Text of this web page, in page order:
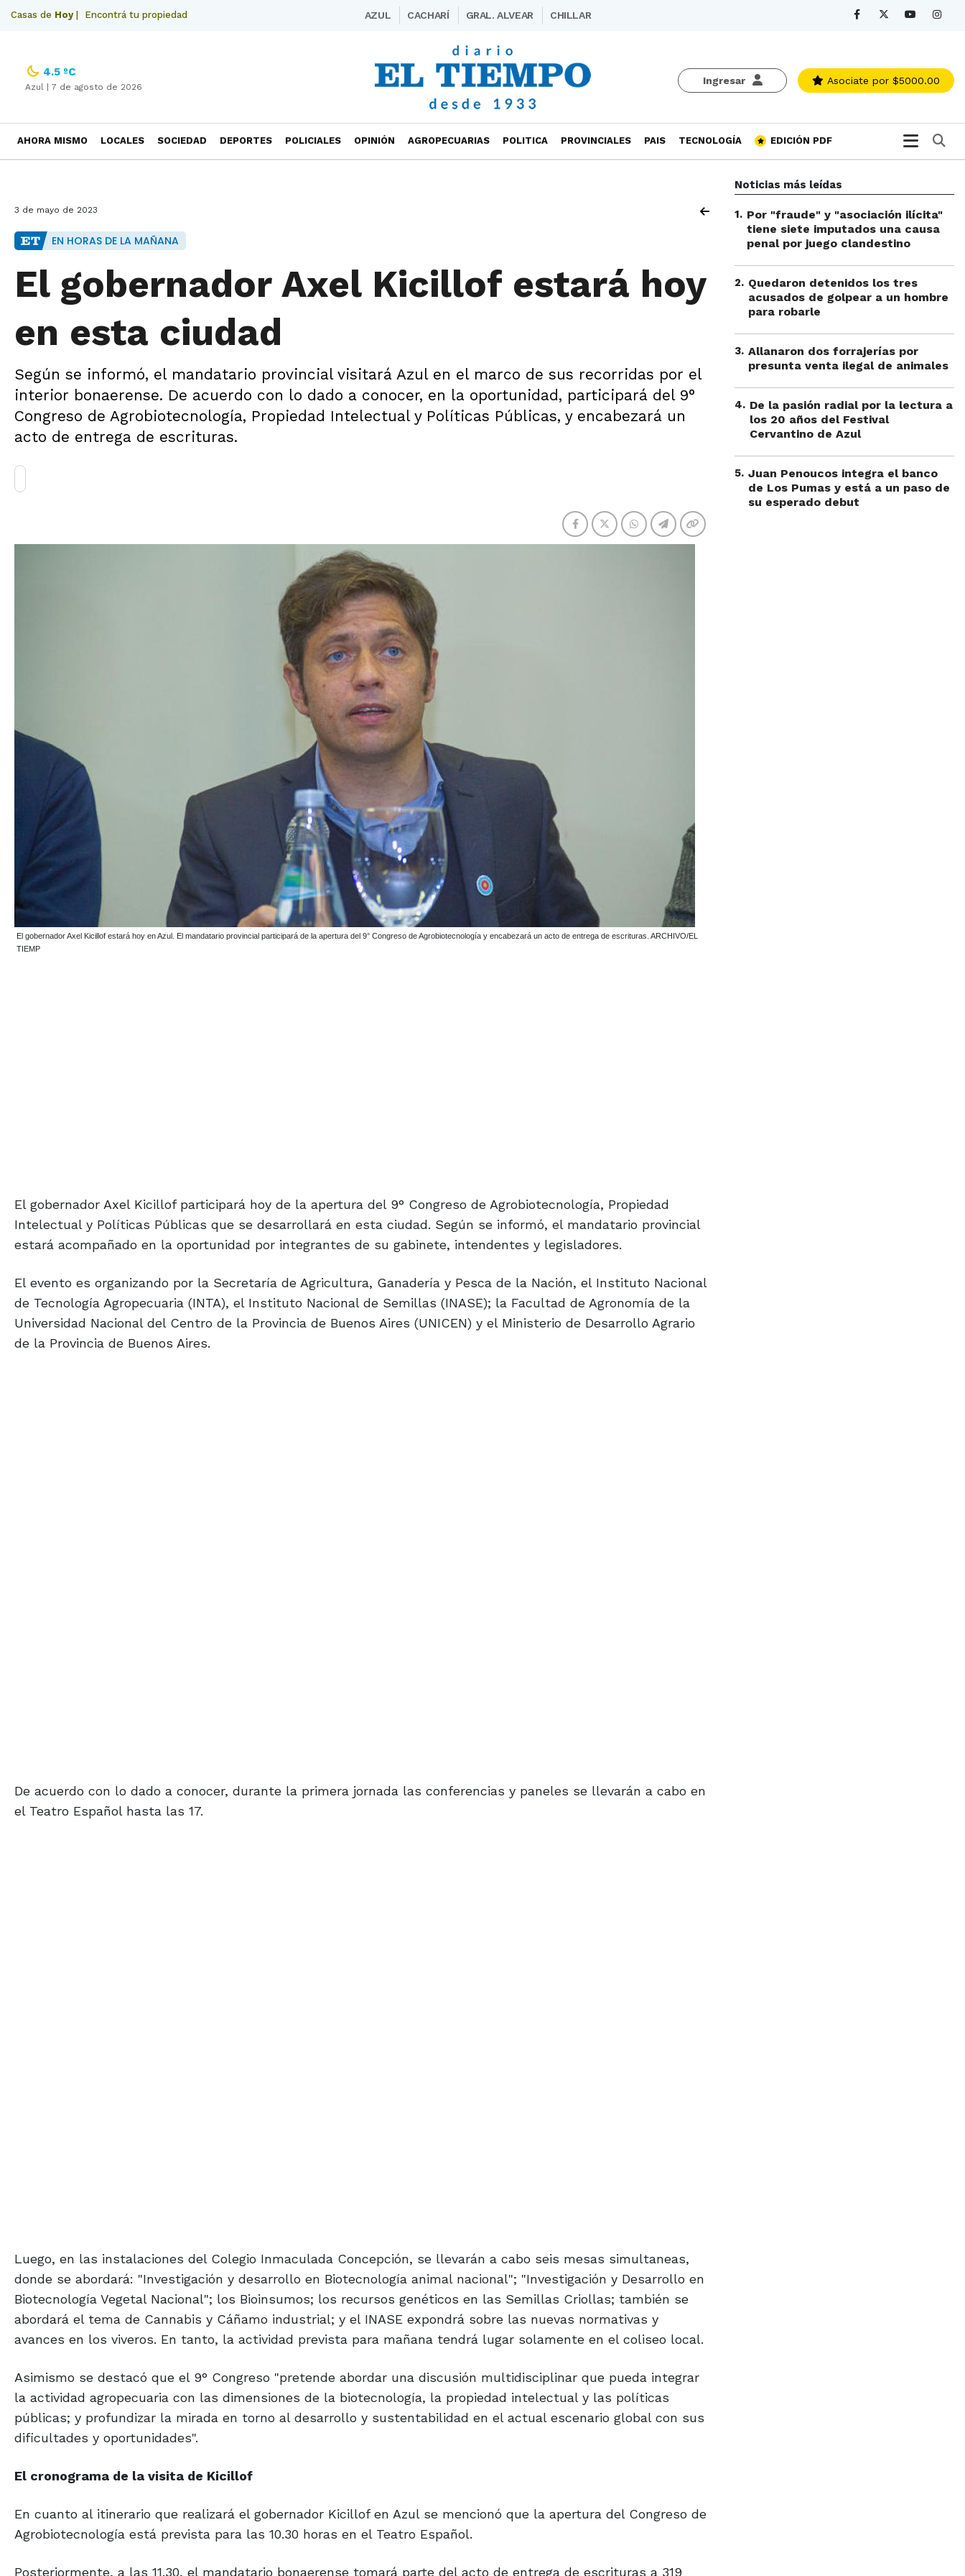
Casas de Hoy| Encontrá tu propiedad AZUL CACHARÍ GRAL. ALVEAR CHILLAR
Ingresar Asociate por $5000.00
4.5 ºC
Azul | 7 de agosto de 2026
AHORA MISMO LOCALES SOCIEDAD DEPORTES POLICIALES OPINIÓN AGROPECUARIAS POLITICA PROVINCIALES PAIS TECNOLOGÍA EDICIÓN PDF
3 de mayo de 2023
EN HORAS DE LA MAÑANA
El gobernador Axel Kicillof estará hoy
en esta ciudad
Según se informó, el mandatario provincial visitará Azul en el marco de sus recorridas por el
interior bonaerense. De acuerdo con lo dado a conocer, en la oportunidad, participará del 9°
Congreso de Agrobiotecnología, Propiedad Intelectual y Políticas Públicas, y encabezará un
acto de entrega de escrituras.
El gobernador Axel Kicillof estará hoy en Azul. El mandatario provincial participará de la apertura del 9° Congreso de Agrobiotecnología y encabezará un acto de entrega de escrituras. ARCHIVO/EL
TIEMP
El gobernador Axel Kicillof participará hoy de la apertura del 9° Congreso de Agrobiotecnología, Propiedad
Intelectual y Políticas Públicas que se desarrollará en esta ciudad. Según se informó, el mandatario provincial
estará acompañado en la oportunidad por integrantes de su gabinete, intendentes y legisladores.
El evento es organizando por la Secretaría de Agricultura, Ganadería y Pesca de la Nación, el Instituto Nacional
de Tecnología Agropecuaria (INTA), el Instituto Nacional de Semillas (INASE); la Facultad de Agronomía de la
Universidad Nacional del Centro de la Provincia de Buenos Aires (UNICEN) y el Ministerio de Desarrollo Agrario
de la Provincia de Buenos Aires.
De acuerdo con lo dado a conocer, durante la primera jornada las conferencias y paneles se llevarán a cabo en
el Teatro Español hasta las 17.
Luego, en las instalaciones del Colegio Inmaculada Concepción, se llevarán a cabo seis mesas simultaneas,
donde se abordará: "Investigación y desarrollo en Biotecnología animal nacional"; "Investigación y Desarrollo en
Biotecnología Vegetal Nacional"; los Bioinsumos; los recursos genéticos en las Semillas Criollas; también se
abordará el tema de Cannabis y Cáñamo industrial; y el INASE expondrá sobre las nuevas normativas y
avances en los viveros. En tanto, la actividad prevista para mañana tendrá lugar solamente en el coliseo local.
Asimismo se destacó que el 9° Congreso "pretende abordar una discusión multidisciplinar que pueda integrar
la actividad agropecuaria con las dimensiones de la biotecnología, la propiedad intelectual y las políticas
públicas; y profundizar la mirada en torno al desarrollo y sustentabilidad en el actual escenario global con sus
dificultades y oportunidades".
El cronograma de la visita de Kicillof
En cuanto al itinerario que realizará el gobernador Kicillof en Azul se mencionó que la apertura del Congreso de
Agrobiotecnología está prevista para las 10.30 horas en el Teatro Español.
Posteriormente, a las 11.30, el mandatario bonaerense tomará parte del acto de entrega de escrituras a 319
Noticias más leídas
1. Por "fraude" y "asociación ilícita"
tiene siete imputados una causa
penal por juego clandestino
2. Quedaron detenidos los tres
acusados de golpear a un hombre
para robarle
3. Allanaron dos forrajerías por
presunta venta ilegal de animales
4. De la pasión radial por la lectura a
los 20 años del Festival
Cervantino de Azul
5. Juan Penoucos integra el banco
de Los Pumas y está a un paso de
su esperado debut